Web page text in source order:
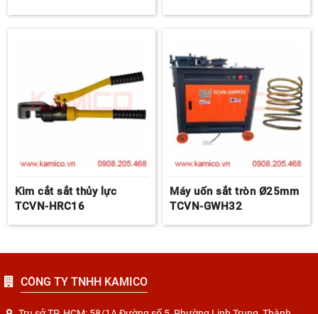
Kìm cắt sắt thủy lực
TCVN-HRC16
Máy uốn sắt tròn Ø25mm
TCVN-GWH32
CÔNG TY TNHH KAMICO